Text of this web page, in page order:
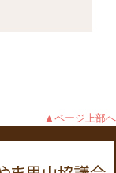
▲ページ上部へ